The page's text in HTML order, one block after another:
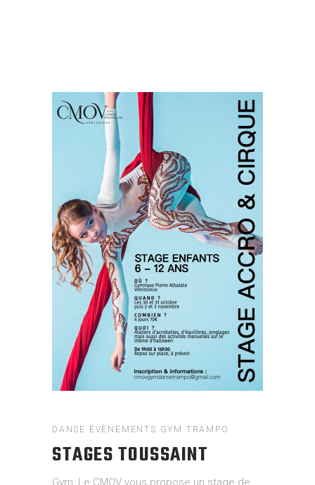
DANSE ÉVÈNEMENTS GYM TRAMPO
STAGES TOUSSAINT
Gym: Le CMOV vous propose un stage de